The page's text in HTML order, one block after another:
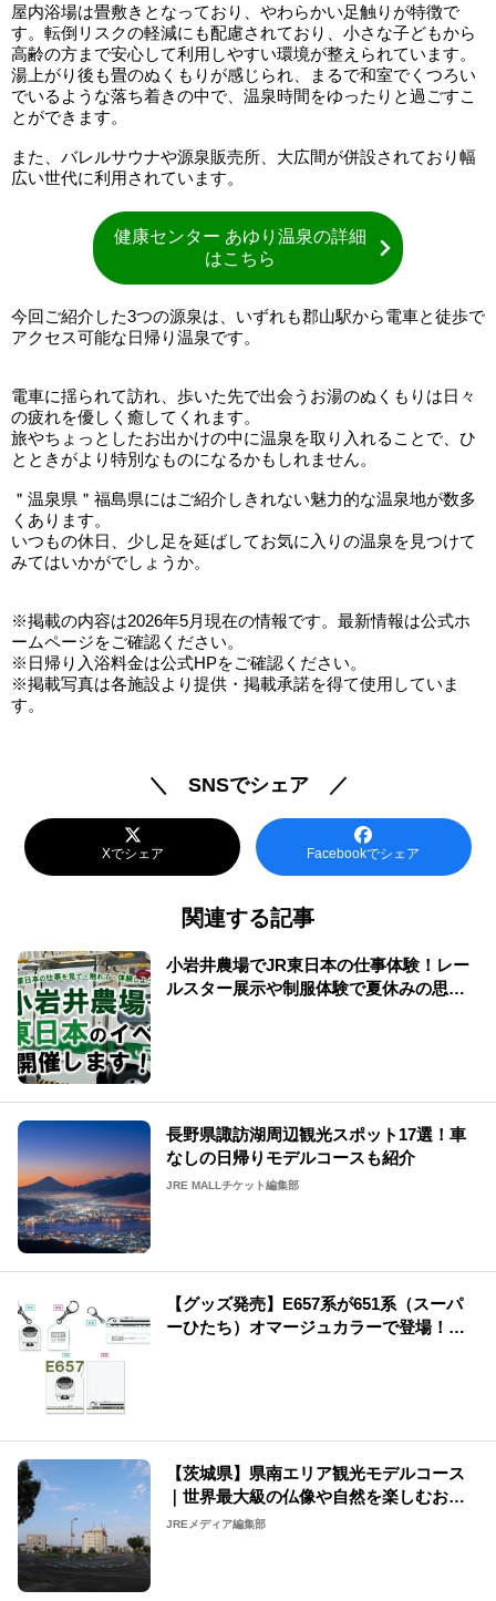
屋内浴場は畳敷きとなっており、やわらかい足触りが特徴で
す。転倒リスクの軽減にも配慮されており、小さな子どもから
高齢の方まで安心して利用しやすい環境が整えられています。
湯上がり後も畳のぬくもりが感じられ、まるで和室でくつろい
でいるような落ち着きの中で、温泉時間をゆったりと過ごすこ
とができます。
また、バレルサウナや源泉販売所、大広間が併設されており幅
広い世代に利用されています。
健康センター あゆり温泉の詳細
はこちら
今回ご紹介した3つの源泉は、いずれも郡山駅から電車と徒歩で
アクセス可能な日帰り温泉です。
電車に揺られて訪れ、歩いた先で出会うお湯のぬくもりは日々
の疲れを優しく癒してくれます。
旅やちょっとしたお出かけの中に温泉を取り入れることで、ひ
とときがより特別なものになるかもしれません。
＂温泉県＂福島県にはご紹介しきれない魅力的な温泉地が数多
くあります。
いつもの休日、少し足を延ばしてお気に入りの温泉を見つけて
みてはいかがでしょうか。
※掲載の内容は2026年5月現在の情報です。最新情報は公式ホ
ームページをご確認ください。
※日帰り入浴料金は公式HPをご確認ください。
※掲載写真は各施設より提供・掲載承諾を得て使用していま
す。
＼ SNSでシェア ／
Xでシェア Facebookでシェア
関連する記事
小岩井農場でJR東日本の仕事体験！レー
ルスター展示や制服体験で夏休みの思い
長野県諏訪湖周辺観光スポット17選！車
なしの日帰りモデルコースも紹介
JRE MALLチケット編集部
【グッズ発売】E657系が651系（スーパ
ーひたち）オマージュカラーで登場！運
【茨城県】県南エリア観光モデルコース
｜世界最大級の仏像や自然を楽しむおす
すめコースをご紹介
JREメディア編集部